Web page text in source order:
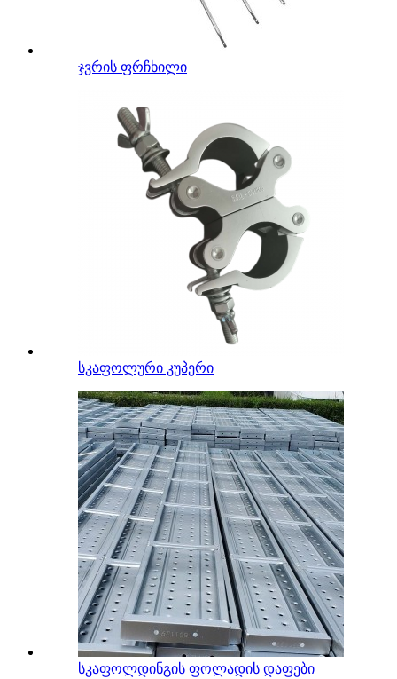
ჯვრის ფრჩხილი
სკაფოლური კუპერი
სკაფოლდინგის ფოლადის დაფები